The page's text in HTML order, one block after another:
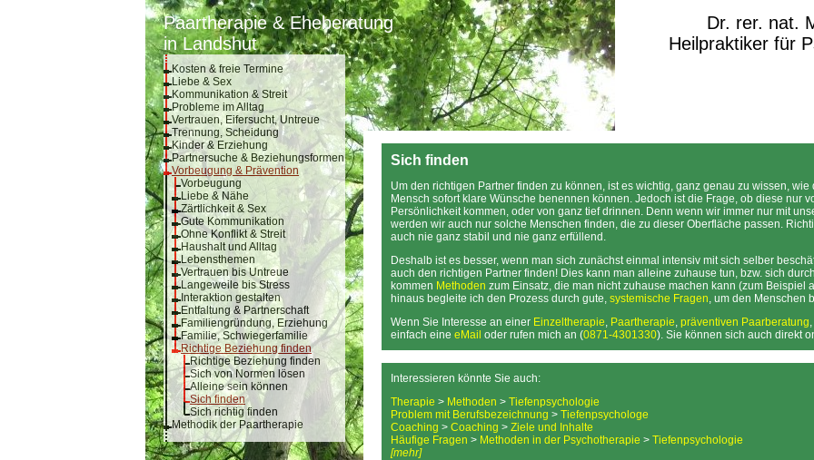
Paartherapie & Eheberatung
in Landshut
Dr. rer. nat.
Heilpraktiker für
Kosten & freie Termine
Liebe & Sex
Kommunikation & Streit
Probleme im Alltag
Vertrauen, Eifersucht, Untreue
Trennung, Scheidung
Kinder & Erziehung
Partnersuche & Beziehungsformen
Vorbeugung & Prävention
Vorbeugung
Liebe & Nähe
Zärtlichkeit & Sex
Gute Kommunikation
Ohne Konflikt & Streit
Haushalt und Alltag
Lebensthemen
Vertrauen bis Untreue
Langeweile bis Stress
Interaktion gestalten
Entfaltung & Partnerschaft
Familiengründung, Erziehung
Familie, Schwiegerfamilie
Richtige Beziehung finden
Richtige Beziehung finden
Sich von Normen lösen
Alleine sein können
Sich finden
Sich richtig finden
Methodik der Paartherapie
Sich finden
Um den richtigen Partner finden zu können, ist es wichtig, ganz genau zu wissen,
Mensch sofort klare Wünsche benennen können. Jedoch ist die Frage, ob diese nur
Persönlichkeit kommen, oder von ganz tief drinnen. Denn wenn wir immer nur mit
werden wir auch nur solche Menschen finden, die zu dieser Oberfläche passen.
auch nie ganz stabil und nie ganz erfüllend.
Deshalb ist es besser, wenn man sich zunächst einmal intensiv mit sich selber
auch den richtigen Partner finden! Dies kann man alleine zuhause tun, bzw. sich
kommen Methoden zum Einsatz, die man nicht zuhause machen kann (zum Beispiel
hinaus begleite ich den Prozess durch gute, systemische Fragen, um den Menschen
Wenn Sie Interesse an einer Einzeltherapie, Paartherapie, präventiven Paarberatung
einfach eine eMail oder rufen mich an (0871-4301330). Sie können sich auch direkt
Interessieren könnte Sie auch:
Therapie > Methoden > Tiefenpsychologie
Problem mit Berufsbezeichnung > Tiefenpsychologe
Coaching > Coaching > Ziele und Inhalte
Häufige Fragen > Methoden in der Psychotherapie > Tiefenpsychologie
[mehr]